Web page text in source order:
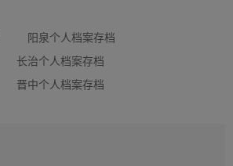
阳泉个人档案存档
长治个人档案存档
晋中个人档案存档